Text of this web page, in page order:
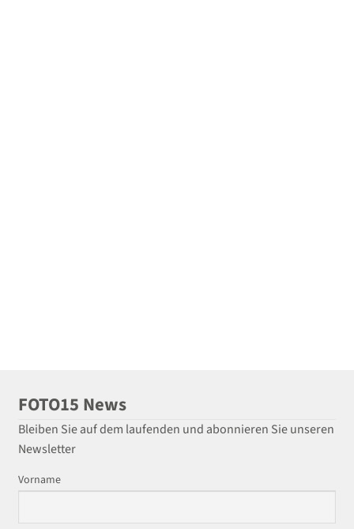
FOTO15 News
Bleiben Sie auf dem laufenden und abonnieren Sie unseren
Newsletter
Vorname